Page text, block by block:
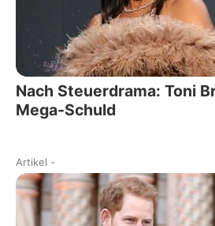
Nach Steuerdrama: Toni
Mega-Schuld
Artikel -